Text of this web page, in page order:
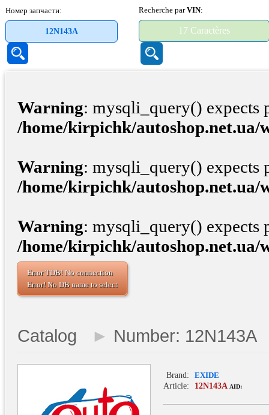
Номер запчасти: Recherche parVIN:
Warning: mysqli_query() expects
/home/kirpichk/autoshop.net.ua/
Warning: mysqli_query() expects
/home/kirpichk/autoshop.net.ua/
Warning: mysqli_query() expects
/home/kirpichk/autoshop.net.ua/
Error TDB! No connection
Error! No DB name to select
Catalog ► Number: 12N143A
Brand:
EXIDE
Article:
12N143A AID: